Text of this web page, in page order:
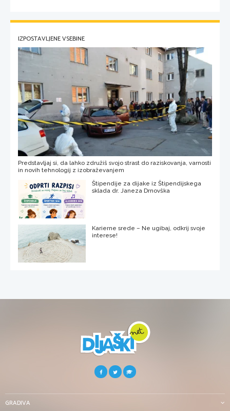
IZPOSTAVLJENE VSEBINE
Predstavljaj si, da lahko združiš svojo strast do raziskovanja, varnosti
in novih tehnologij z izobraževanjem
Štipendije za dijake iz Štipendijskega
sklada dr. Janeza Drnovška
Karierne srede – Ne ugibaj, odkrij svoje
interese!
GRADIVA